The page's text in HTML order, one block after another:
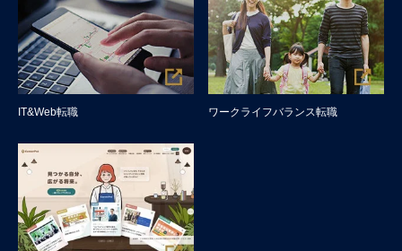
IT&Web転職 ワークライフバランス転職